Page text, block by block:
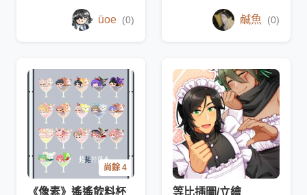
üoe (0) 鹹魚 (0)
尚餘 4
《像素》遙遙飲料杯 等比插圖/立繪